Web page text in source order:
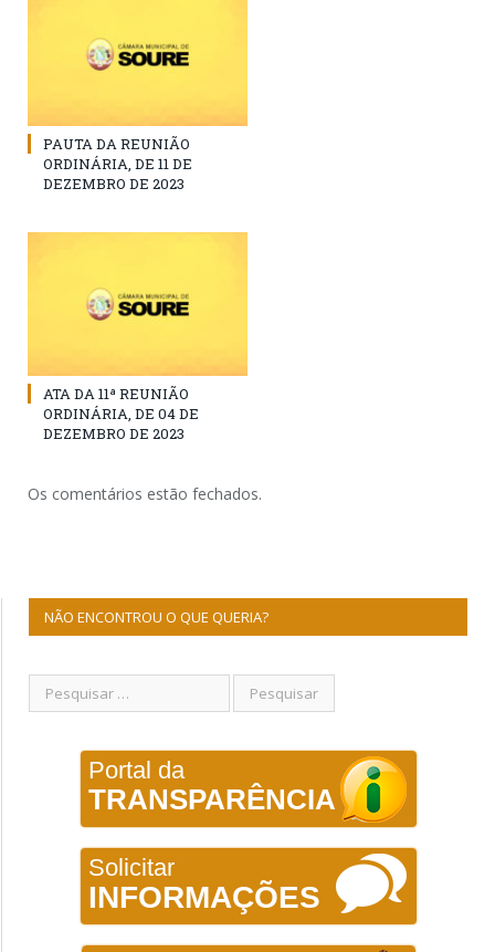
PAUTA DA REUNIÃO
ORDINÁRIA, DE 11 DE
DEZEMBRO DE 2023
ATA DA 11ª REUNIÃO
ORDINÁRIA, DE 04 DE
DEZEMBRO DE 2023
Os comentários estão fechados.
NÃO ENCONTROU O QUE QUERIA?
Portal da
TRANSPARÊNCIA
Solicitar
INFORMAÇÕES